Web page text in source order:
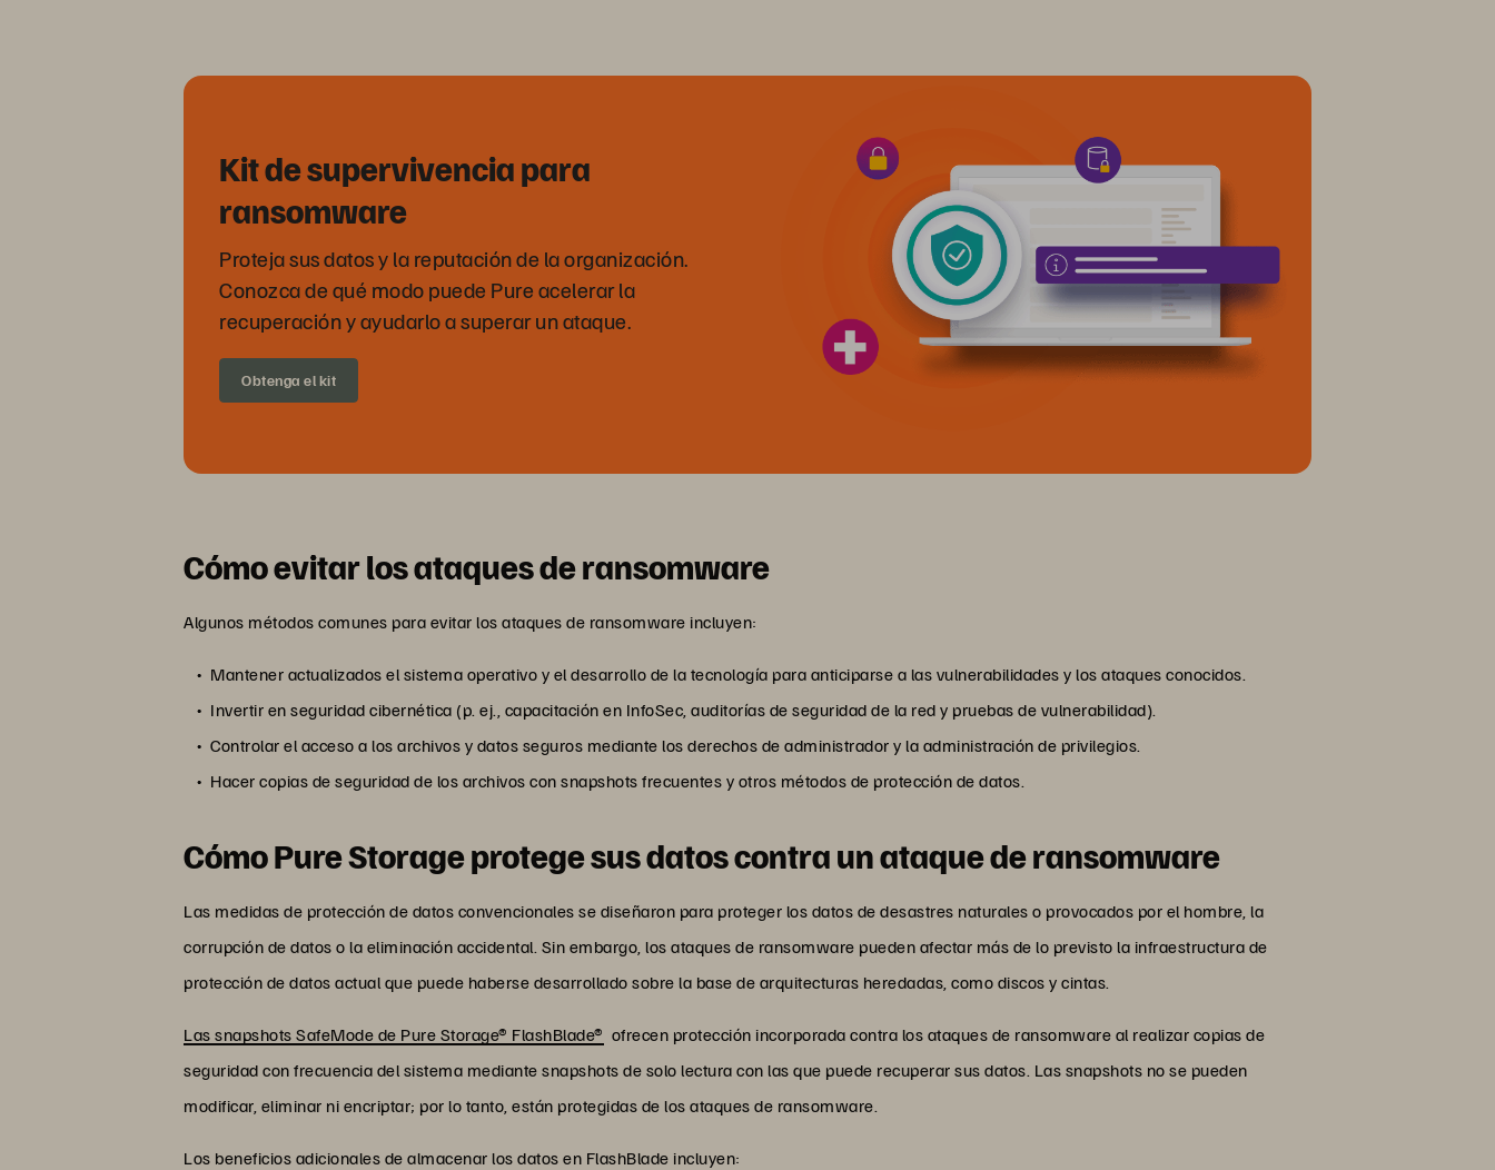
Kit de supervivencia para
ransomware
Proteja sus datos y la reputación de la organización.
Conozca de qué modo puede Pure acelerar la
recuperación y ayudarlo a superar un ataque.
Obtenga el kit
Cómo evitar los ataques de ransomware
Algunos métodos comunes para evitar los ataques de ransomware incluyen:
Mantener actualizados el sistema operativo y el desarrollo de la tecnología para anticiparse a las vulnerabilidades y los ataques conocidos.
Invertir en seguridad cibernética (p. ej., capacitación en InfoSec, auditorías de seguridad de la red y pruebas de vulnerabilidad).
Controlar el acceso a los archivos y datos seguros mediante los derechos de administrador y la administración de privilegios.
Hacer copias de seguridad de los archivos con snapshots frecuentes y otros métodos de protección de datos.
Cómo Pure Storage protege sus datos contra un ataque de ransomware
Las medidas de protección de datos convencionales se diseñaron para proteger los datos de desastres naturales o provocados por el hombre, la
corrupción de datos o la eliminación accidental. Sin embargo, los ataques de ransomware pueden afectar más de lo previsto la infraestructura de
protección de datos actual que puede haberse desarrollado sobre la base de arquitecturas heredadas, como discos y cintas.
Las snapshots SafeMode de Pure Storage® FlashBlade® ofrecen protección incorporada contra los ataques de ransomware al realizar copias de
seguridad con frecuencia del sistema mediante snapshots de solo lectura con las que puede recuperar sus datos. Las snapshots no se pueden
modificar, eliminar ni encriptar; por lo tanto, están protegidas de los ataques de ransomware.
Los beneficios adicionales de almacenar los datos en FlashBlade incluyen: